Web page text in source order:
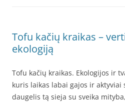
Tofu kačių kraikas –
ekologiją
Tofu kačių kraikas. Ekologijos ir
kuris laikas labai gajos ir aktyviai
daugelis tą sieja su sveika